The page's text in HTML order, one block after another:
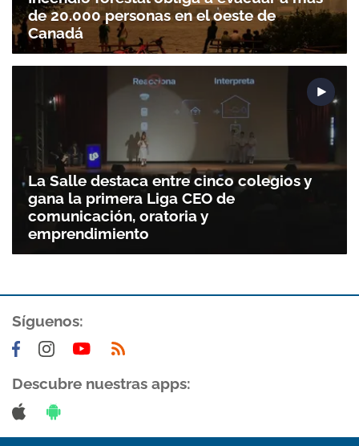
de 20.000 personas en el oeste de
Canadá
La Salle destaca entre cinco colegios y
gana la primera Liga CEO de
comunicación, oratoria y
emprendimiento
Síguenos:
Descubre nuestras apps: